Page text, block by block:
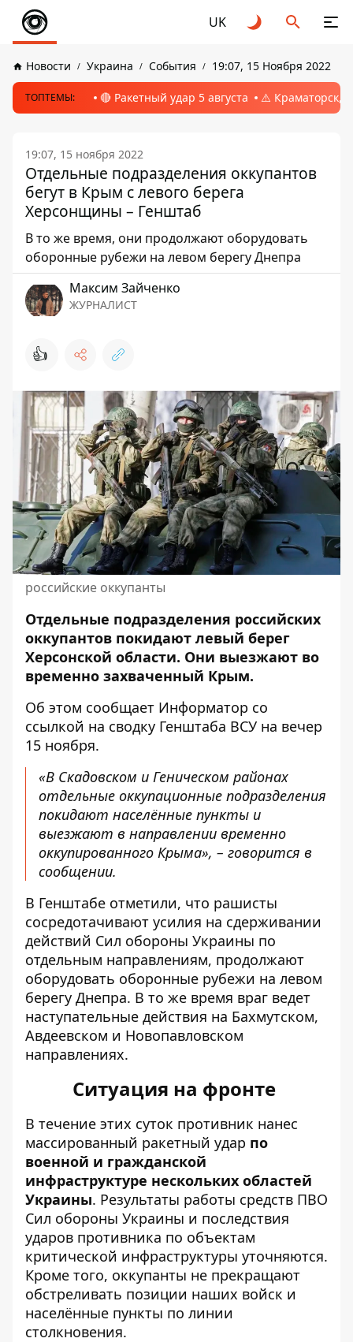
UK
Новости Украина События 19:07, 15 Ноября 2022
ТОПТЕМЫ: 🔴 Ракетный удар 5 августа ⚠️ Краматорск,
19:07, 15 ноября 2022
Отдельные подразделения оккупантов
бегут в Крым с левого берега
Херсонщины – Генштаб
В то же время, они продолжают оборудовать
оборонные рубежи на левом берегу Днепра
Максим Зайченко
ЖУРНАЛИСТ
👍
российские оккупанты
Отдельные подразделения российских
оккупантов покидают левый берег
Херсонской области. Они выезжают во
временно захваченный Крым.
Об этом сообщает Информатор со
ссылкой на сводку Генштаба ВСУ на вечер
15 ноября.
«В Скадовском и Геническом районах
отдельные оккупационные подразделения
покидают населённые пункты и
выезжают в направлении временно
оккупированного Крыма», – говорится в
сообщении.
В Генштабе отметили, что рашисты
сосредотачивают усилия на сдерживании
действий Сил обороны Украины по
отдельным направлениям, продолжают
оборудовать оборонные рубежи на левом
берегу Днепра. В то же время враг ведет
наступательные действия на Бахмутском,
Авдеевском и Новопавловском
направлениях.
Ситуация на фронте
В течение этих суток противник нанес
массированный ракетный удар по
военной и гражданской
инфраструктуре нескольких областей
Украины. Результаты работы средств ПВО
Сил обороны Украины и последствия
ударов противника по объектам
критической инфраструктуры уточняются.
Кроме того, оккупанты не прекращают
обстреливать позиции наших войск и
населённые пункты по линии
столкновения.